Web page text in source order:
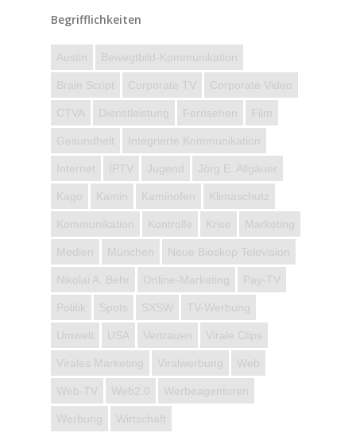
Begrifflichkeiten
Austin Bewegtbild-Kommunikation
Brain Script Corporate TV Corporate Video
CTVA Dienstleistung Fernsehen Film
Gesundheit Integrierte Kommunikation
Internet IPTV Jugend Jörg E. Allgäuer
Kago Kamin Kaminofen Klimaschutz
Kommunikation Kontrolle Krise Marketing
Medien München Neue Bioskop Television
Nikolai A. Behr Online-Marketing Pay-TV
Politik Spots SXSW TV-Werbung
Umwelt USA Vertrauen Virale Clips
Virales Marketing Viralwerbung Web
Web-TV Web2.0 Werbeagenturen
Werbung Wirtschaft